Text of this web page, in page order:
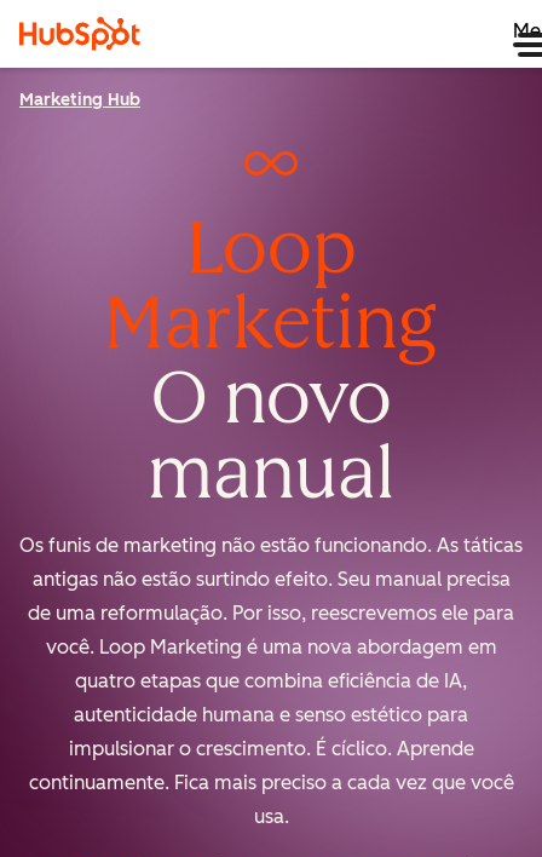
Marketing Hub
Loop
Marketing
O novo
manual
Os funis de marketing não estão funcionando. As táticas
antigas não estão surtindo efeito. Seu manual precisa
de uma reformulação. Por isso, reescrevemos ele para
você. Loop Marketing é uma nova abordagem em
quatro etapas que combina eficiência de IA,
autenticidade humana e senso estético para
impulsionar o crescimento. É cíclico. Aprende
continuamente. Fica mais preciso a cada vez que você
usa.